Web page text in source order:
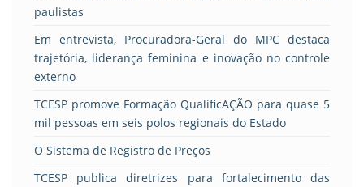
paulistas
Em entrevista, Procuradora-Geral do MPC destaca
trajetória, liderança feminina e inovação no controle
externo
TCESP promove Formação QualificAÇÃO para quase 5
mil pessoas em seis polos regionais do Estado
O Sistema de Registro de Preços
TCESP publica diretrizes para fortalecimento das